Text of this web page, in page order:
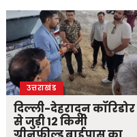
उत्तराखंड
दिल्ली-देहरादून कॉरिडोर
से जुड़ी 12 किमी